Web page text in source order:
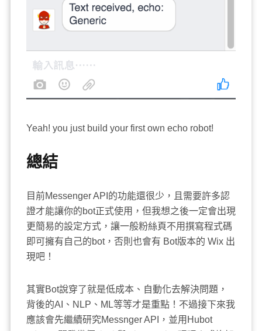
Yeah! you just build your first own echo robot!
總結
目前Messenger API的功能還很少，且需要許多認
證才能讓你的bot正式使用，但我想之後一定會出現
更簡易的設定方式，讓一般粉絲頁不用撰寫程式碼
即可擁有自己的bot，否則也會有 Bot版本的 Wix 出
現吧！
其實Bot說穿了就是低成本、自動化去解決問題，
背後的AI、NLP、ML等等才是重點！不過接下來我
應該會先繼續研究Messnger API，並用Hubot